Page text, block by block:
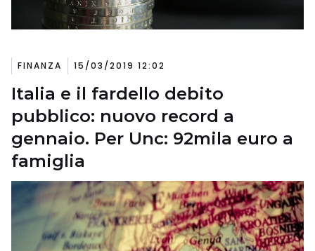
FINANZA 15/03/2019 12:02
Italia e il fardello debito
pubblico: nuovo record a
gennaio. Per Unc: 92mila euro a
famiglia